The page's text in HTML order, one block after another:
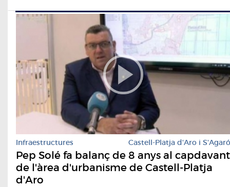
Infraestructures Castell-Platja d'Aro i S'Agaró
Pep Solé fa balanç de 8 anys al capdavant
de l'àrea d'urbanisme de Castell-Platja
d'Aro